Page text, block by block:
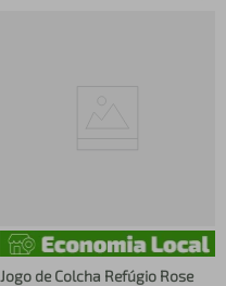
Jogo de Colcha Refúgio Rose